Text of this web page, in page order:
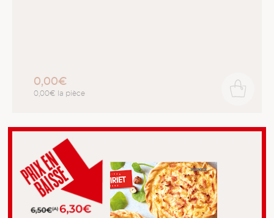
0,00€
0,00€ la pièce